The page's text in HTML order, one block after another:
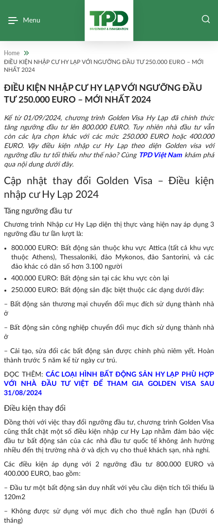
Menu
Home
ĐIỀU KIỆN NHẬP CƯ HY LẠP VỚI NGƯỠNG ĐẦU TƯ 250.000 EURO – MỚI
NHẤT 2024
ĐIỀU KIỆN NHẬP CƯ HY LẠP VỚI NGƯỠNG ĐẦU
TƯ 250.000 EURO – MỚI NHẤT 2024
Kể từ 01/09/2024, chương trình Golden Visa Hy Lạp đã chính thức
tăng ngưỡng đầu tư lên 800.000 EURO. Tuy nhiên nhà đầu tư vẫn
còn các lựa chọn khác với các mức 250.000 EURO hoặc 400.000
EURO. Vậy điều kiện nhập cư Hy Lạp theo diện Golden visa với
ngưỡng đầu tư tối thiểu như thế nào? Cùng TPD Việt Namkhám phá
qua nội dung dưới đây.
Cập nhật thay đổi Golden Visa – Điều kiện
nhập cư Hy Lạp 2024
Tăng ngưỡng đầu tư
Chương trình Nhập cư Hy Lạp diện thị thực vàng hiện nay áp dụng 3
ngưỡng đầu tư lần lượt là:
800.000 EURO: Bất động sản thuộc khu vực Attica (tất cả khu vực
thuộc Athens), Thessaloniki, đảo Mykonos, đảo Santorini, và các
đảo khác có dân số hơn 3.100 người
400.000 EURO: Bất động sản tại các khu vực còn lại
250.000 EURO: Bất động sản đặc biệt thuộc các dạng dưới đây:
– Bất động sản thương mại chuyển đổi mục đích sử dụng thành nhà
ở
– Bất động sản công nghiệp chuyển đổi mục đích sử dụng thành nhà
ở
– Cải tạo, sửa đổi các bất động sản được chính phủ niêm yết. Hoàn
thành trước 5 năm kể từ ngày cư trú.
ĐỌC THÊM: CÁC LOẠI HÌNH BẤT ĐỘNG SẢN HY LẠP PHÙ HỢP
VỚI NHÀ ĐẦU TƯ VIỆT ĐỂ THAM GIA GOLDEN VISA SAU
31/08/2024
Điều kiện thay đổi
Đồng thời với việc thay đổi ngưỡng đầu tư, chương trình Golden Visa
cũng thắt chặt một số điều kiện nhập cư Hy Lạp nhằm đảm bảo việc
đầu tư bất động sản của các nhà đầu tư quốc tế không ảnh hưởng
nhiều đến thị trường nhà ở và dịch vụ cho thuê khách sạn, nhà nghỉ.
Các điều kiện áp dụng với 2 ngưỡng đầu tư 800.000 EURO và
400.000 EURO, bao gồm:
– Đầu tư một bất động sản duy nhất với yêu cầu diện tích tối thiểu là
120m2
– Không được sử dụng với mục đích cho thuê ngắn hạn (Dưới 6
tháng)